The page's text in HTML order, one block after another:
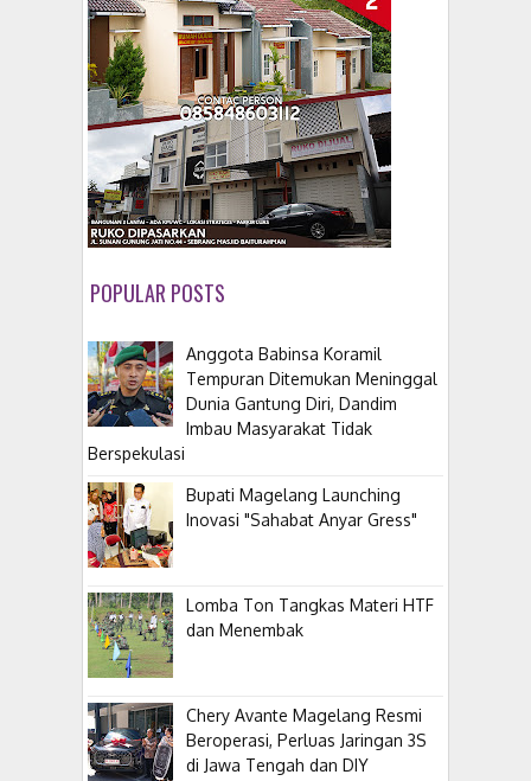
POPULAR POSTS
Anggota Babinsa Koramil
Tempuran Ditemukan Meninggal
Dunia Gantung Diri, Dandim
Imbau Masyarakat Tidak
Berspekulasi
Bupati Magelang Launching
Inovasi "Sahabat Anyar Gress"
Lomba Ton Tangkas Materi HTF
dan Menembak
​Chery Avante Magelang Resmi
Beroperasi, Perluas Jaringan 3S
di Jawa Tengah dan DIY